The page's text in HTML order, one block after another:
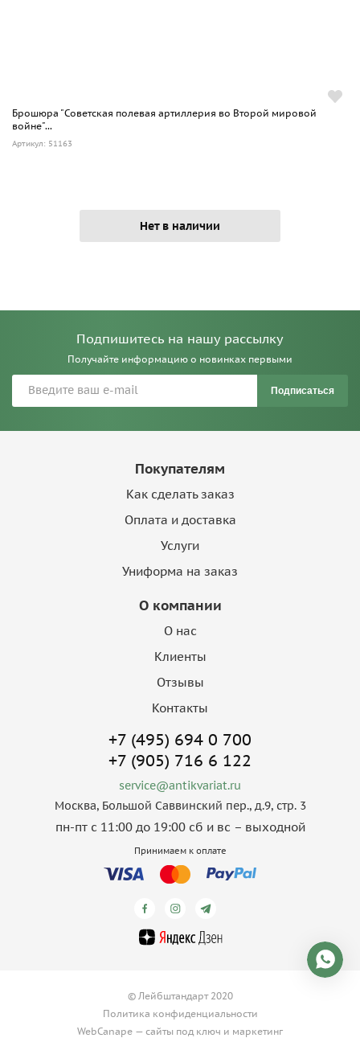
Брошюра "Советская полевая артиллерия во Второй мировой
войне"...
Артикул: 51163
Нет в наличии
Подпишитесь на нашу рассылку
Получайте информацию о новинках первыми
Подписаться
Покупателям
Как сделать заказ
Оплата и доставка
Услуги
Униформа на заказ
О компании
О нас
Клиенты
Отзывы
Контакты
+7 (495) 694 0 700
+7 (905) 716 6 122
service@antikvariat.ru
Москва, Большой Саввинский пер., д.9, стр. 3
пн-пт с 11:00 до 19:00 сб и вс – выходной
Принимаем к оплате
© Лейбштандарт 2020
Политика конфиденциальности
WebCanape — сайты под ключ и маркетинг